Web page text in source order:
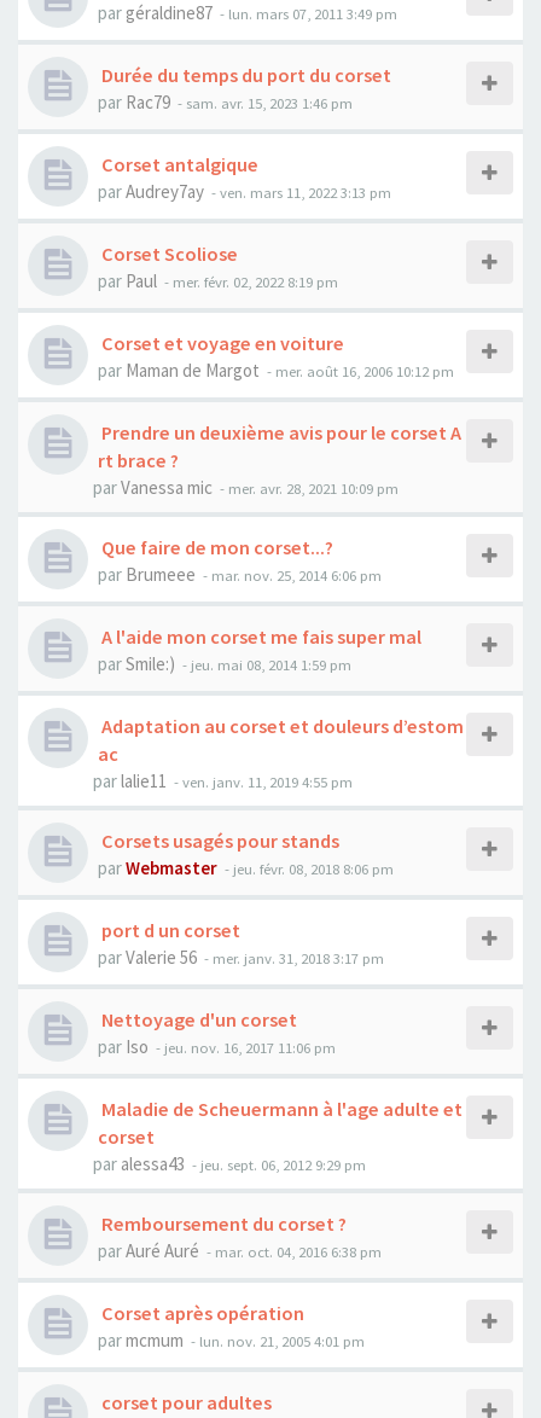
par géraldine87 - lun. mars 07, 2011 3:49 pm
Durée du temps du port du corset
par Rac79 - sam. avr. 15, 2023 1:46 pm
Corset antalgique
parAudrey7ay - ven. mars 11, 2022 3:13 pm
Corset Scoliose
par Paul - mer. févr. 02, 2022 8:19 pm
Corset et voyage en voiture
par Maman de Margot - mer. août 16, 2006 10:12 pm
Prendre un deuxième avis pour le corset A
rt brace ?
parVanessa mic - mer. avr. 28, 2021 10:09 pm
Que faire de mon corset...?
par Brumeee - mar. nov. 25, 2014 6:06 pm
A l'aide mon corset me fais super mal
parSmile:) - jeu. mai 08, 2014 1:59 pm
Adaptation au corset et douleurs d’estom
ac
parlalie11 - ven. janv. 11, 2019 4:55 pm
Corsets usagés pour stands
parWebmaster - jeu. févr. 08, 2018 8:06 pm
port d un corset
parValerie 56 - mer. janv. 31, 2018 3:17 pm
Nettoyage d'un corset
par Iso - jeu. nov. 16, 2017 11:06 pm
Maladie de Scheuermann à l'age adulte et
corset
par alessa43 - jeu. sept. 06, 2012 9:29 pm
Remboursement du corset ?
parAuré Auré - mar. oct. 04, 2016 6:38 pm
Corset après opération
parmcmum - lun. nov. 21, 2005 4:01 pm
corset pour adultes